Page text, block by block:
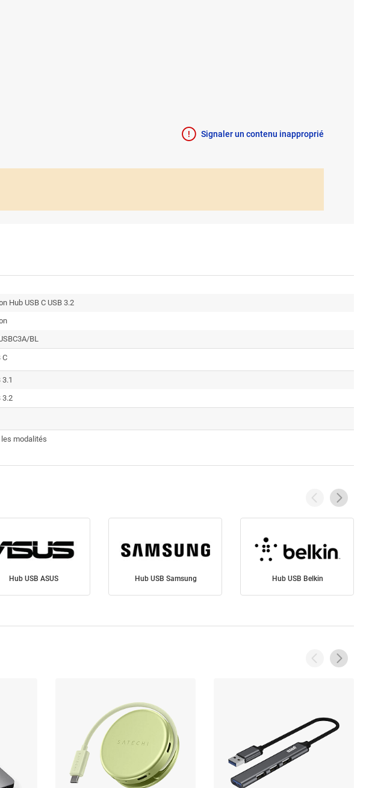
Signaler un contenu inapproprié
Hub USB C USB 3.2
BL
C
3.1
3.2
les modalités
Hub USB ASUS Hub USB Samsung Hub USB Belkin